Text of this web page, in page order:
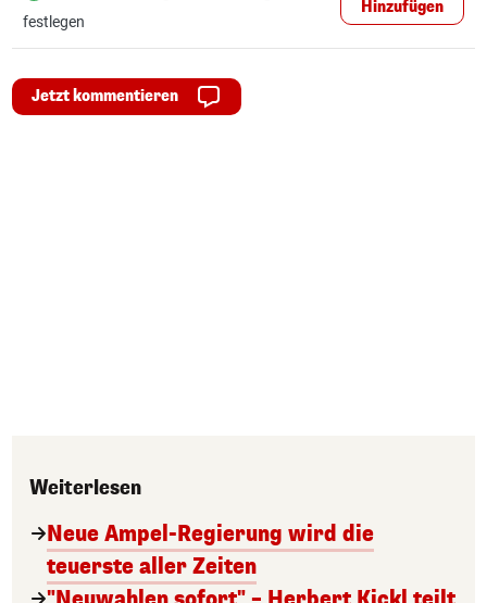
festlegen
Hinzufügen
Jetzt kommentieren
Weiterlesen
Neue Ampel-Regierung wird die
teuerste aller Zeiten